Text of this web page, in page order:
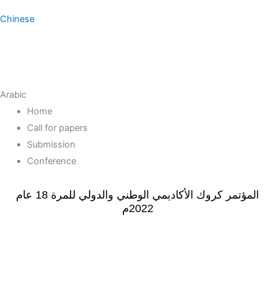
Chinese
Arabic
Home
Call for papers
Submission
Conference
المؤتمر كروك الأكاديمي الوطني والدولي للمرة 18 عام
2022م